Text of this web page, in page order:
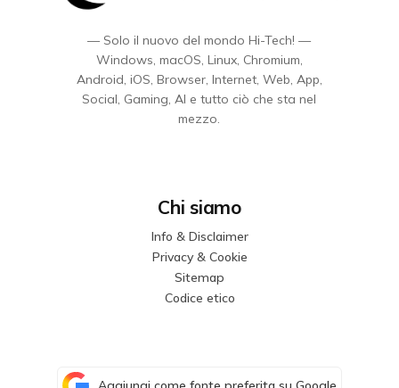
— Solo il nuovo del mondo Hi-Tech! —
Windows, macOS, Linux, Chromium,
Android, iOS, Browser, Internet, Web, App,
Social, Gaming, AI e tutto ciò che sta nel
mezzo.
Chi siamo
Info & Disclaimer
Privacy & Cookie
Sitemap
Codice etico